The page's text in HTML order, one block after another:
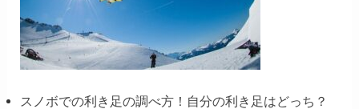
スノボでの利き足の調べ方！自分の利き足はどっち？